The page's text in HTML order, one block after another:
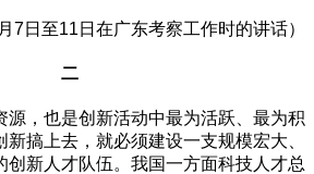
7日至11日在广东考察工作时的讲话）
二
，也是创新活动中最为活跃、最为积
搞上去，就必须建设一支规模宏大、
创新人才队伍。我国一方面科技人才总